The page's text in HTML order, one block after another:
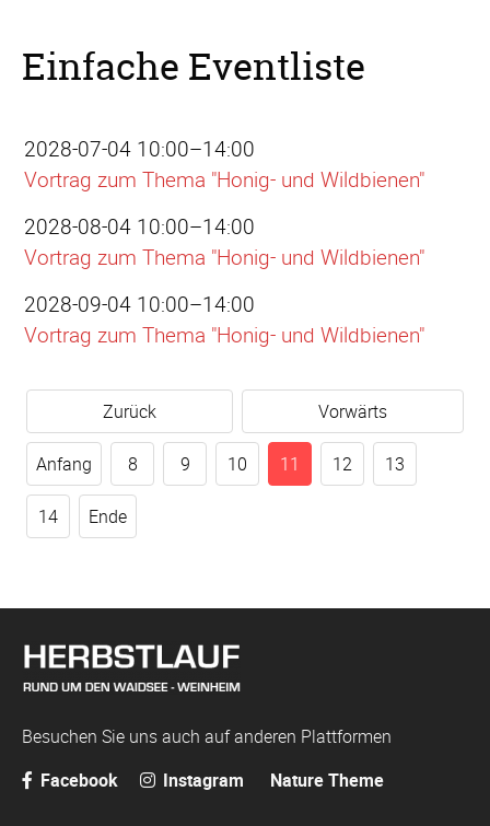
Einfache Eventliste
2028-07-04 10:00–14:00
Vortrag zum Thema "Honig- und Wildbienen"
2028-08-04 10:00–14:00
Vortrag zum Thema "Honig- und Wildbienen"
2028-09-04 10:00–14:00
Vortrag zum Thema "Honig- und Wildbienen"
Zurück Vorwärts
Anfang 8 9 10 11 12 13
14 Ende
Besuchen Sie uns auch auf anderen Plattformen
Facebook
Instagram Nature Theme